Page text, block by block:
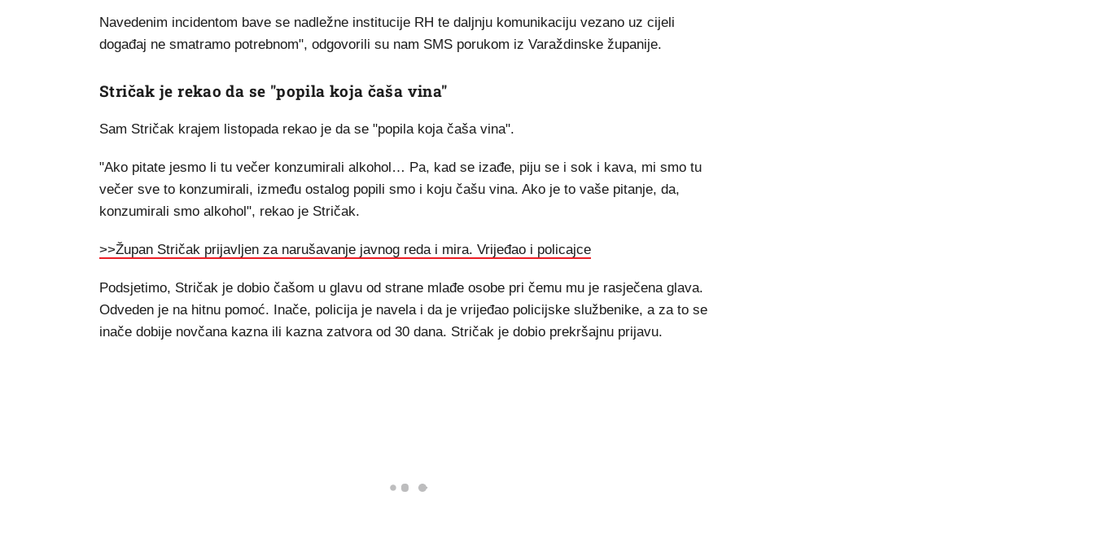
Navedenim incidentom bave se nadležne institucije RH te daljnju komunikaciju vezano uz cijeli
događaj ne smatramo potrebnom", odgovorili su nam SMS porukom iz Varaždinske županije.
Stričak je rekao da se "popila koja čaša vina"
Sam Stričak krajem listopada rekao je da se "popila koja čaša vina".
"Ako pitate jesmo li tu večer konzumirali alkohol… Pa, kad se izađe, piju se i sok i kava, mi smo tu
večer sve to konzumirali, između ostalog popili smo i koju čašu vina. Ako je to vaše pitanje, da,
konzumirali smo alkohol", rekao je Stričak.
>>Župan Stričak prijavljen za narušavanje javnog reda i mira. Vrijeđao i policajce
Podsjetimo, Stričak je dobio čašom u glavu od strane mlađe osobe pri čemu mu je rasječena glava.
Odveden je na hitnu pomoć. Inače, policija je navela i da je vrijeđao policijske službenike, a za to se
inače dobije novčana kazna ili kazna zatvora od 30 dana. Stričak je dobio prekršajnu prijavu.